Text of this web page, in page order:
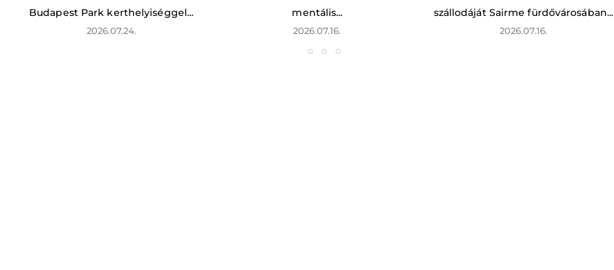
Budapest Park kerthelyiséggel...
2026.07.24.
mentális...
2026.07.16.
szállodáját Sairme fürdővárosában...
2026.07.16.